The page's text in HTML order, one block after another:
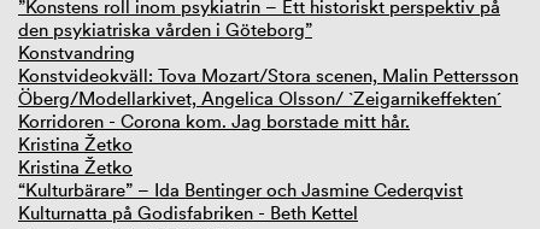
”Konstens roll inom psykiatrin – Ett historiskt perspektiv på
den psykiatriska vården i Göteborg”
Konstvandring
Konstvideokväll: Tova Mozart/Stora scenen, Malin Pettersson
Öberg/Modellarkivet, Angelica Olsson/ `Zeigarnikeffekten´
Korridoren - Corona kom. Jag borstade mitt hår.
Kristina Žetko
Kristina Žetko
“Kulturbärare” – Ida Bentinger och Jasmine Cederqvist
Kulturnatta på Godisfabriken - Beth Kettel